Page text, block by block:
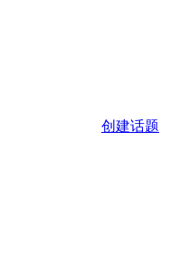
创建话题